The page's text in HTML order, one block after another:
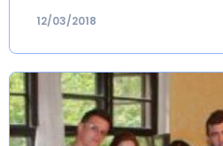
12/03/2018